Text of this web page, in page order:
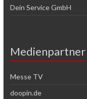
Dein Service GmbH
Medienpartner
Messe TV
doopin.de